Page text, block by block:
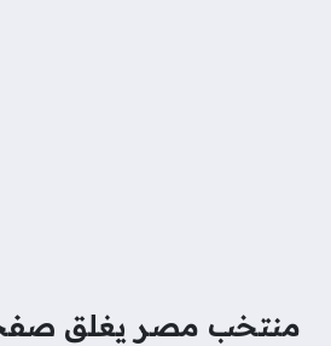
منتخب مصر يغلق